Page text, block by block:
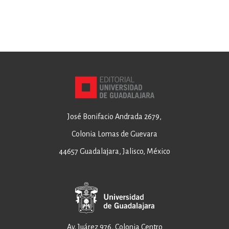
José Bonifacio Andrada 2679,
Colonia Lomas de Guevara
44657 Guadalajara, Jalisco, México
Av. Juárez 976, Colonia Centro